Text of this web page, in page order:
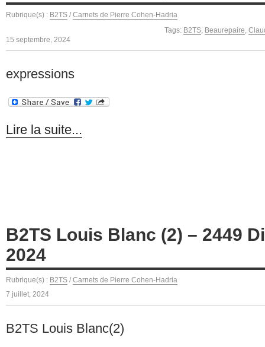
Rubrique(s) : B2TS / Carnets de Pierre Cohen-Hadria
Tags: B2TS, Beaurepaire,
15 septembre, 2024
expressions
Lire la suite...
B2TS Louis Blanc (2) – 2449
2024
Rubrique(s) : B2TS / Carnets de Pierre Cohen-Hadria
7 juillet, 2024
B2TS Louis Blanc(2)